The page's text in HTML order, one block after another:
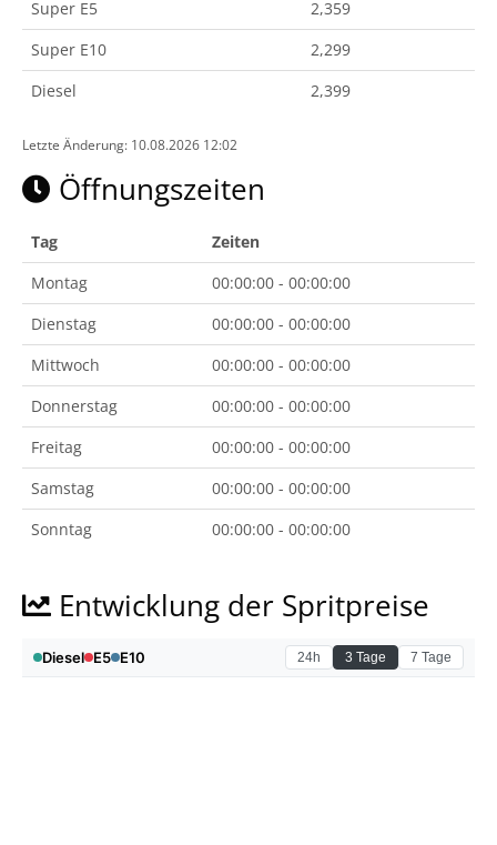
Super E5
2,359
Super E10
2,299
Diesel
2,399
Letzte Änderung: 10.08.2026 12:02
Öffnungszeiten
Tag
Zeiten
Montag
00:00:00 - 00:00:00
Dienstag
00:00:00 - 00:00:00
Mittwoch
00:00:00 - 00:00:00
Donnerstag
00:00:00 - 00:00:00
Freitag
00:00:00 - 00:00:00
Samstag
00:00:00 - 00:00:00
Sonntag
00:00:00 - 00:00:00
Entwicklung der Spritpreise